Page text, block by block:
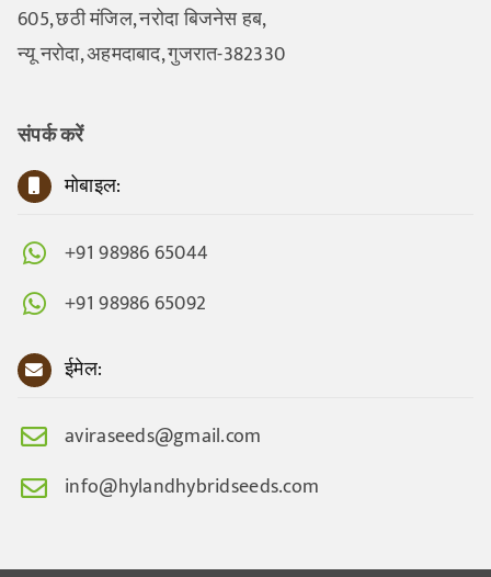
605, छठी मंजिल, नरोदा बिजनेस हब,
न्यू नरोदा, अहमदाबाद, गुजरात-382330
संपर्क करें
मोबाइल:
+91 98986 65044
+91 98986 65092
ईमेल:
aviraseeds@gmail.com
info@hylandhybridseeds.com